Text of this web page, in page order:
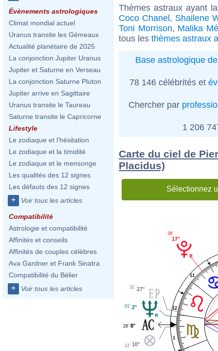
Évènements astrologiques
Climat mondial actuel
Uranus transite les Gémeaux
Actualité planétaire de 2025
La conjonction Jupiter Uranus
Jupiter et Saturne en Verseau
La conjonction Saturne Pluton
Jupiter arrive en Sagittaire
Uranus transite le Taureau
Saturne transite le Capricorne
Lifestyle
Le zodiaque et l'hésitation
Le zodiaque et la timidité
Le zodiaque et le mensonge
Les qualités des 12 signes
Les défauts des 12 signes
+ Voir tous les articles
Compatibilité
Astrologie et compatibilité
Affinités et conseils
Affinités de couples célèbres
Ava Gardner et Frank Sinatra
Compatibilité du Bélier
+ Voir tous les articles
Thèmes astraux ayant
Coco Chanel, Shailene
Toni Morrison, Malika
tous les thèmes astraux
Base astrologique
78 146 célébrités et
Chercher par
1 206
Carte du ciel de
Placidus)
Sélectionnez
1
11
12
17°
38'
27°
31'
2°
01'
8°
28'
10°
12'